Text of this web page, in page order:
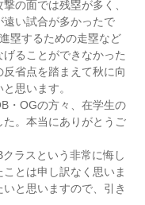
の面では残塁が多く、
い試合が多かったで
塁するための走塁など
ることができなかった
省点を踏まえて秋に向
思います。
・OGの方々、在学生の
。本当にありがとうご
ラスという非常に悔し
とは申し訳なく思いま
と思いますので、引き